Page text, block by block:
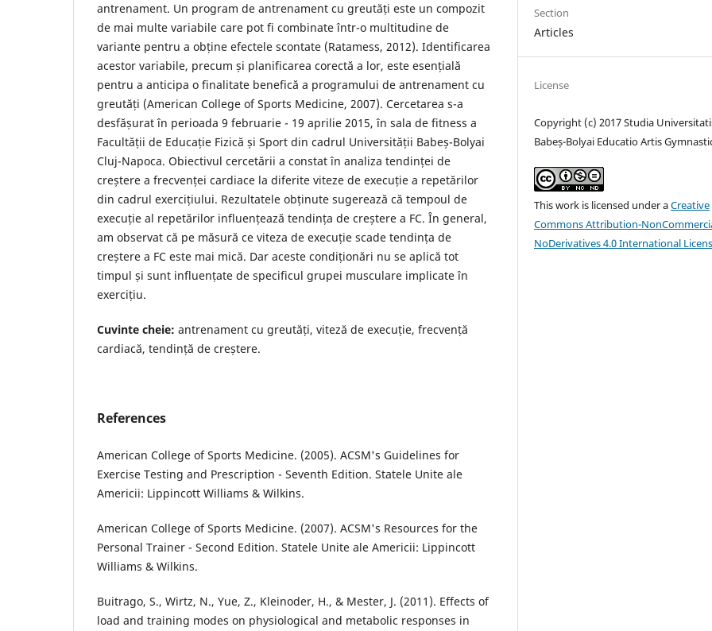
antrenament. Un program de antrenament cu greutăți este un compozit
de mai multe variabile care pot fi combinate într-o multitudine de
variante pentru a obține efectele scontate (Ratamess, 2012). Identificarea
acestor variabile, precum și planificarea corectă a lor, este esențială
pentru a anticipa o finalitate benefică a programului de antrenament cu
greutăți (American College of Sports Medicine, 2007). Cercetarea s-a
desfășurat în perioada 9 februarie - 19 aprilie 2015, în sala de fitness a
Facultății de Educație Fizică și Sport din cadrul Universității Babeș-Bolyai
Cluj-Napoca. Obiectivul cercetării a constat în analiza tendinței de
creștere a frecvenței cardiace la diferite viteze de execuție a repetărilor
din cadrul exercițiului. Rezultatele obținute sugerează că tempoul de
execuție al repetărilor influențează tendința de creștere a FC. În general,
am observat că pe măsură ce viteza de execuție scade tendința de
creștere a FC este mai mică. Dar aceste condiționări nu se aplică tot
timpul și sunt influențate de specificul grupei musculare implicate în
exercițiu.
Cuvinte cheie: antrenament cu greutăți, viteză de execuție, frecvență
cardiacă, tendință de creștere.
References
American College of Sports Medicine. (2005). ACSM's Guidelines for
Exercise Testing and Prescription - Seventh Edition. Statele Unite ale
Americii: Lippincott Williams & Wilkins.
American College of Sports Medicine. (2007). ACSM's Resources for the
Personal Trainer - Second Edition. Statele Unite ale Americii: Lippincott
Williams & Wilkins.
Buitrago, S., Wirtz, N., Yue, Z., Kleinoder, H., & Mester, J. (2011). Effects of
load and training modes on physiological and metabolic responses in
Section
Articles
License
Copyright (c) 2017 Studia
Babeș-Bolyai Educatio Artis
This work is licensed under aCreative
Commons Attribution-
NoDerivatives 4.0 International